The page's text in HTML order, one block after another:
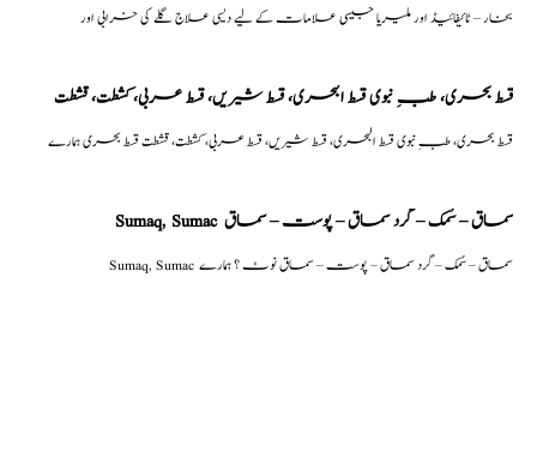
بخار – ٹائیفائیڈ اور ملیریا جیسی علامات کے لیے دیسی علاج گلے کی خرابی اور
قسط بحری، طبِ نبوی قسط البحری، قسط شیریں، قسط عربی، كشطت، قشطت
قسط بحری، طبِ نبوی قسط البحری، قسط شیریں، قسط عربی، كشطت، قشطت قسط بحری ہمارے
Sumaq, Sumac سماق – سُمک – گرد سماق – پوست – سماق
Sumaq, Sumac سماق – سُمک – گرد سماق – پوست – سماق نوٹ ؟ ہمارے